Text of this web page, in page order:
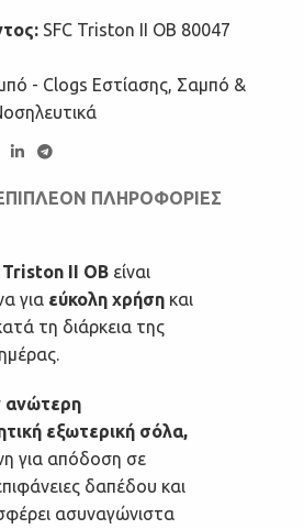
SFC Triston II OB 80047
- Clogs Εστίασης, Σαμπό &
ΠΛΗΡΟΦΟΡΊΕΣ
II OB είναι
για εύκολη χρήση και
τη διάρκεια της
ανώτερη
εξωτερική σόλα,
για απόδοση σε
δαπέδου και
ασυναγώνιστα